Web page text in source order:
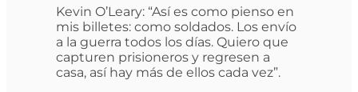
Kevin O’Leary: “Así es como pienso en
mis billetes: como soldados. Los envío
a la guerra todos los días. Quiero que
capturen prisioneros y regresen a
casa, así hay más de ellos cada vez”.